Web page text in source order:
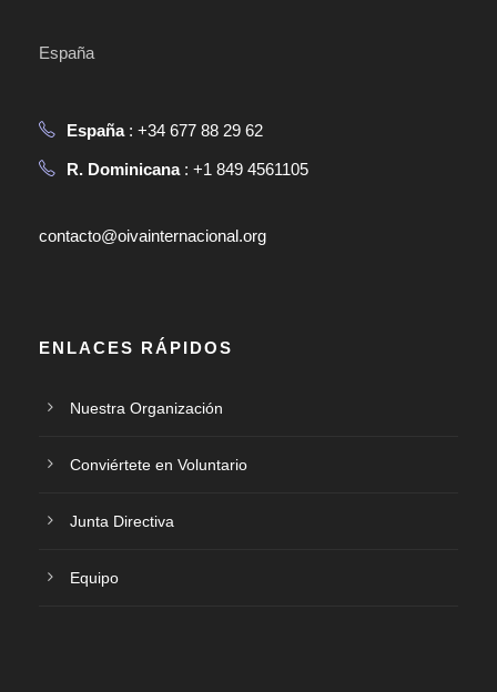
España
España: +34 677 88 29 62
R. Dominicana: +1 849 4561105
contacto@oivainternacional.org
ENLACES RÁPIDOS
Nuestra Organización
Conviértete en Voluntario
Junta Directiva
Equipo